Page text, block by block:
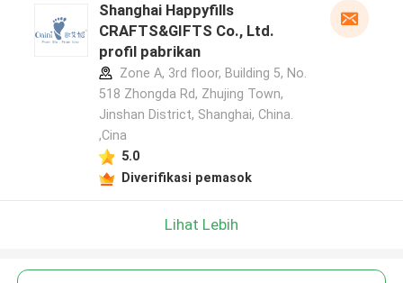
Shanghai Happyfills
CRAFTS&GIFTS Co., Ltd.
profil pabrikan
Zone A, 3rd floor, Building 5, No.
518 Zhongda Rd, Zhujing Town,
Jinshan District, Shanghai, China.
,Cina
5.0
Diverifikasi pemasok
Lihat Lebih